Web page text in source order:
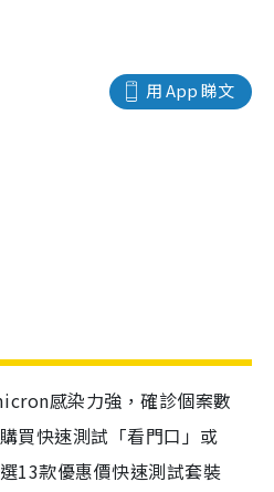
用 App 睇文
感染力強，確診個案數
買快速測試「看門口」或
13款優惠價快速測試套裝